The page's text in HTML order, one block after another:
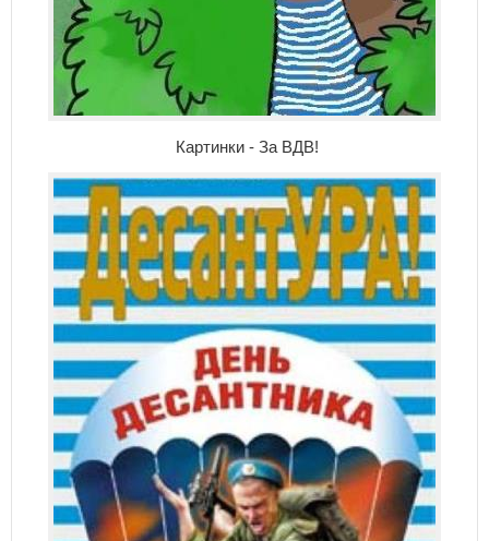
Картинки - За ВДВ!